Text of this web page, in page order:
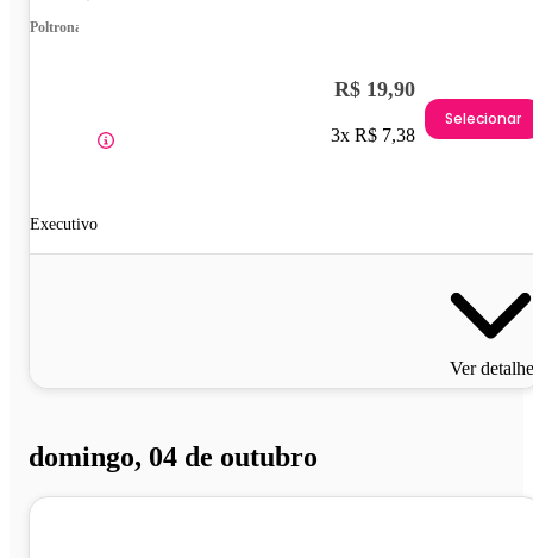
Poltrona
Executivo
R$ 19,90
3x R$ 7,38
Selecionar
Ver
domingo, 04 de outubro